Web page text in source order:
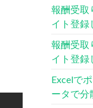
報酬受取
イト登録
報酬受取
イト登録
Excelで
ータで分